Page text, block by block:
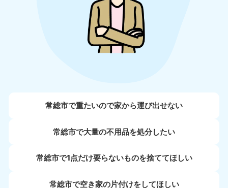
常総市で重たいので家から運び出せない
常総市で大量の不用品を処分したい
常総市で1点だけ要らないものを捨ててほしい
常総市で空き家の片付けをしてほしい